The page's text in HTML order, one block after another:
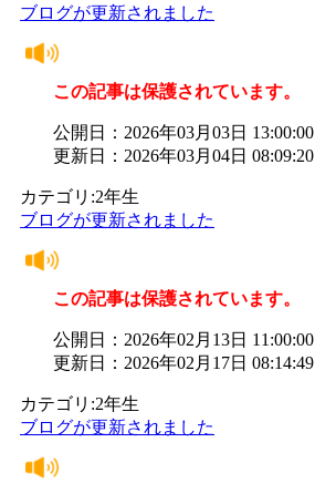
ブログが更新されました
この記事は保護されています。
公開日：2026年03月03日 13:00:00
更新日：2026年03月04日 08:09:20
カテゴリ:2年生
ブログが更新されました
この記事は保護されています。
公開日：2026年02月13日 11:00:00
更新日：2026年02月17日 08:14:49
カテゴリ:2年生
ブログが更新されました